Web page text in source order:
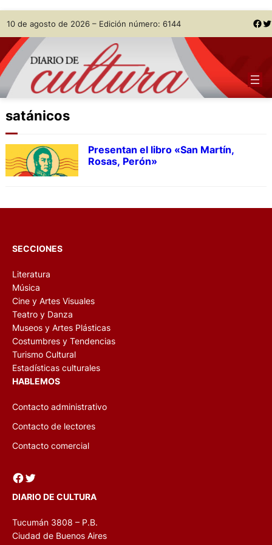
Skip
to
content
10 de agosto de 2026 – Edición número: 6144 Facebook Twitter
satánicos
Presentan el libro «San Martín,
Rosas, Perón»
SECCIONES
Literatura
Música
Cine y Artes Visuales
Teatro y Danza
Museos y Artes Plásticas
Costumbres y Tendencias
Turismo Cultural
Estadísticas culturales
HABLEMOS
Contacto administrativo
Contacto de lectores
Contacto comercial
Facebook Twitter
DIARIO DE CULTURA
Tucumán 3808 – P.B.
Ciudad de Buenos Aires